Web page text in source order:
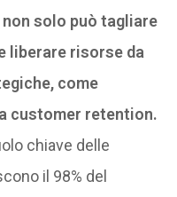
solo può tagliare
liberare risorse da
come
customer retention.
chiave delle
il 98% del